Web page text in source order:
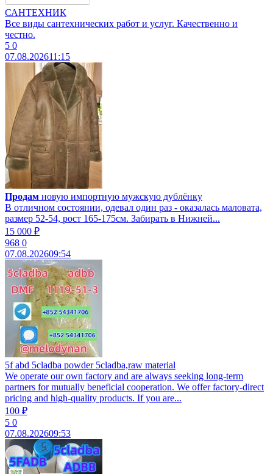
САНТЕХНИК
Все виды сантехнических работ и услуг. Качественно и
честно.
5 0
07.08.202611:15
Продам новую импортную мужскую дублёнку
В отличном состоянии, одевал один раз - оказалась маловата,
размер 52-54, рост 165-175см. Забирать в Нижней...
15 000 ₽
968 0
07.08.202609:54
5f abd 5cladba powder 5cladba,raw material
We operate our own factory and are always seeking long-term
partners for mutually beneficial cooperation. We offer factory-direct
pricing and high-quality products. If you are...
100 ₽
5 0
07.08.202609:53